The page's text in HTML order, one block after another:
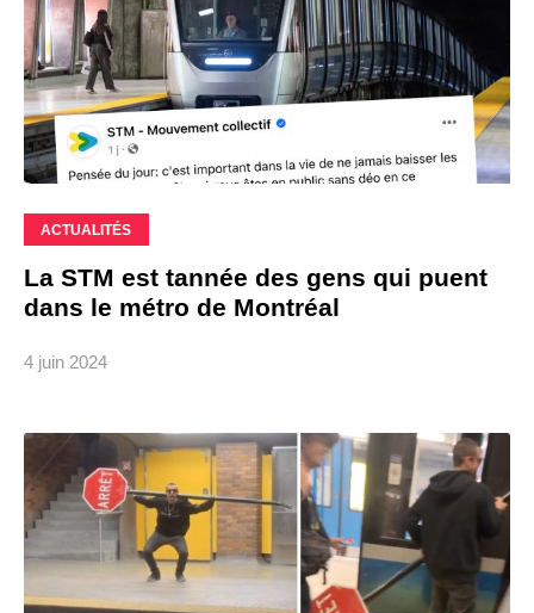
ACTUALITÉS
La STM est tannée des gens qui puent
dans le métro de Montréal
4 juin 2024